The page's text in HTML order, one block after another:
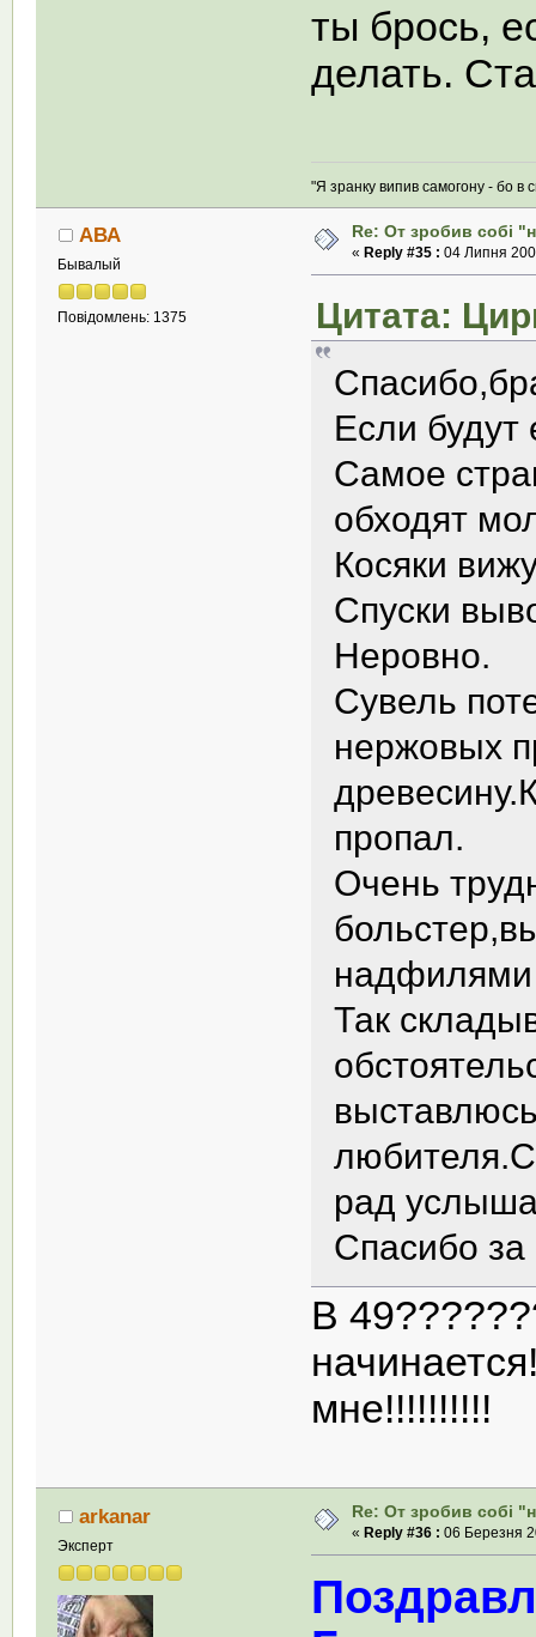
ты брось,
делать.
"Я зранку випив самогону - бо в
АВА
Бывалый
Повідомлень: 1375
Re: От зробив собi
« Reply #35 : 04 Липня
Цитата:
Если будут
Самое
обходят
Косяки
Спуски
Неровно.
Сувель
нержовых
пропал.
Очень
надфилями
Так
рад
Спасибо
В
мне!!!!!!!!!!
arkanar
Эксперт
Re: От зробив собi
« Reply #36 : 06 Березня